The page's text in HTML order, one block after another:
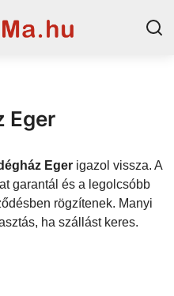
Eger
Eger igazol vissza. A
garantál és a legolcsóbb
rögzítenek. Manyi
ha szállást keres.